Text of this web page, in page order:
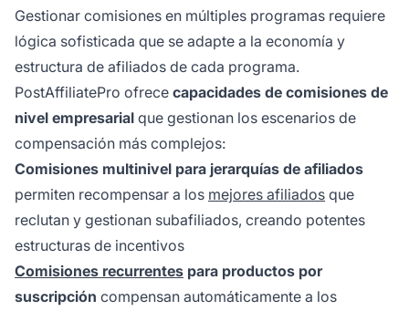
Gestionar comisiones en múltiples programas requiere
lógica sofisticada que se adapte a la economía y
estructura de afiliados de cada programa.
PostAffiliatePro ofrece capacidades de comisiones de
nivel empresarial que gestionan los escenarios de
compensación más complejos:
Comisiones multinivel para jerarquías de afiliados
permiten recompensar a los mejores afiliados que
reclutan y gestionan subafiliados, creando potentes
estructuras de incentivos
Comisiones recurrentes para productos por
suscripción compensan automáticamente a los